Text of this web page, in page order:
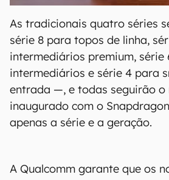
As tradicionais quatro séries
série 8 para topos de linha,
intermediários premium, série
intermediários e série 4 para
entrada —, e todas seguirão o
inaugurado com o
apenas a série e a geração.
A Qualcomm garante que os